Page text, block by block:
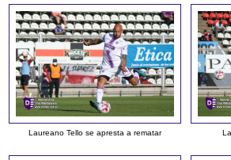
Laureano Tello se apresta a rematar